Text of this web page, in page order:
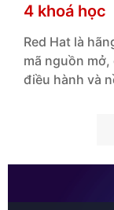
4 khoá học
Red Hat là
mã nguồn
điều hành và